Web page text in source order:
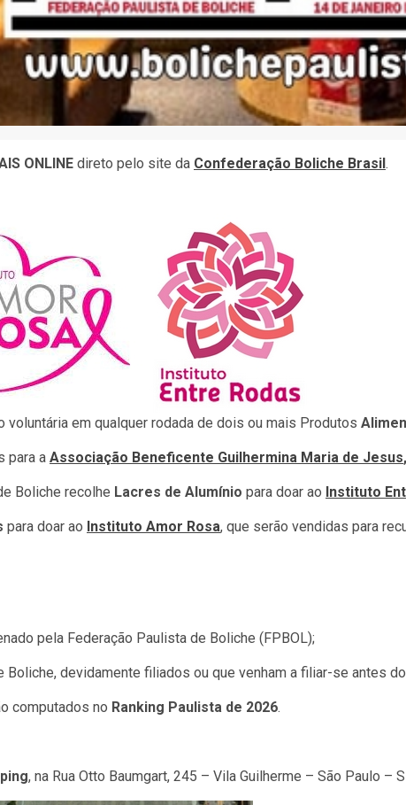
ONLINE direto pelo site da Confederação Boliche Brasil.
em qualquer rodada de dois ou mais Produtos
para a Associação Beneficente Guilhermina Maria de Jesus,
Boliche recolhe Lacres de Alumínio para doar ao Instituto
para doar ao Instituto Amor Rosa, que serão vendidas para
pela Federação Paulista de Boliche (FPBOL);
devidamente filiados ou que venham a filiar-se antes
computados no Ranking Paulista de 2026.
, na Rua Otto Baumgart, 245 – Vila Guilherme – São Paulo –